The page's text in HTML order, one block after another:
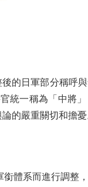
的日軍部分稱呼
統一稱為「中將
的嚴重關切和擔憂
體系而進行調整